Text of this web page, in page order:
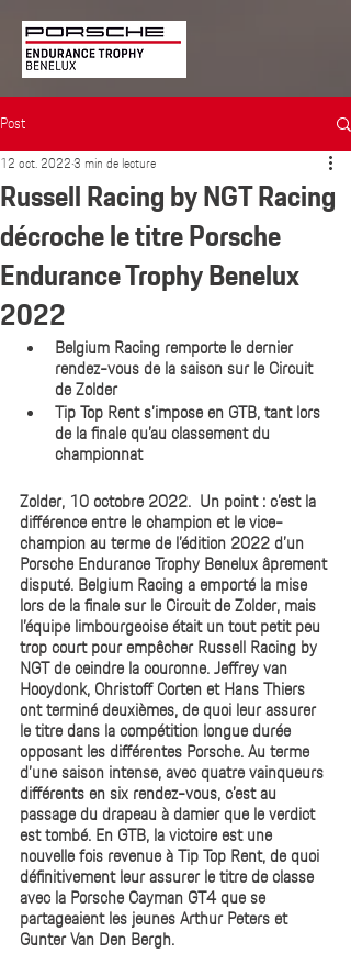
Post
Russell Racing by NGT Racing
décroche le titre Porsche
Endurance Trophy Benelux
2022
12 oct. 20223 min de lecture
Belgium Racing remporte le dernier
rendez-vous de la saison sur le Circuit
de Zolder
Tip Top Rent s’impose en GTB, tant lors
de la finale qu’au classement du
championnat
Zolder, 10 octobre 2022.  Un point : c’est la
différence entre le champion et le vice-
champion au terme de l’édition 2022 d’un
Porsche Endurance Trophy Benelux âprement
disputé. Belgium Racing a emporté la mise
lors de la finale sur le Circuit de Zolder, mais
l’équipe limbourgeoise était un tout petit peu
trop court pour empêcher Russell Racing by
NGT de ceindre la couronne. Jeffrey van
Hooydonk, Christoff Corten et Hans Thiers
ont terminé deuxièmes, de quoi leur assurer
le titre dans la compétition longue durée
opposant les différentes Porsche. Au terme
d’une saison intense, avec quatre vainqueurs
différents en six rendez-vous, c’est au
passage du drapeau à damier que le verdict
est tombé. En GTB, la victoire est une
nouvelle fois revenue à Tip Top Rent, de quoi
définitivement leur assurer le titre de classe
avec la Porsche Cayman GT4 que se
partageaient les jeunes Arthur Peters et
Gunter Van Den Bergh.